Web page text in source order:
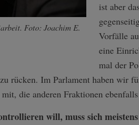
Foto: Joachim E.
ist aber
Vorfälle
eine
mal der
rücken. Im Parlament haben wir
die anderen Fraktionen
will, muss sich